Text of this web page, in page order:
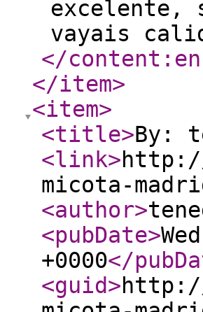
excelente,
vayais
</
</item>
<item>
<title>By:
<link>http://
micota-
<author>
<pubDate>
+0000</
<guid>http://